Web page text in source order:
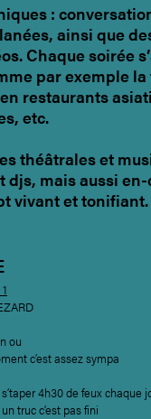
:
ainsi que
Chaque soirée
par exemple
restaurants
etc.
théâtrales et
djs, mais aussi
vivant et tonifiant.
ou
c’est assez sympa
4h30 de feux chaque
truc c’est pas fini